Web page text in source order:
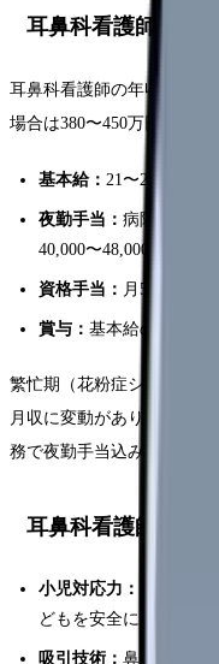
耳鼻科看護師の年
耳鼻科看護師の年収は
場合は380〜450万円程度で
基本給： 21〜25万円
夜勤手当： 病院勤務の
40,000〜48,000円
資格手当： 月5,000〜
賞与： 基本給の2.5〜4.0
繁忙期（花粉症シーズン）
月収に変動があります。
務で夜勤手当込みの高年収
耳鼻科看護師に必
小児対応力：
耳鼻科は
どもを安全に抑制しな
吸引技術： 鼻腔・耳腔